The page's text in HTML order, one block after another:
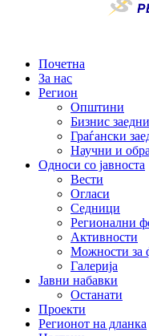
Почетна
За нас
Регион
Општини
Бизнис
Граѓански
Научни и
Односи со јавноста
Вести
Огласи
Седници
Регионални
Активности
Можности за
Галерија
Јавни набавки
Останати
Проекти
Регионот на дланка